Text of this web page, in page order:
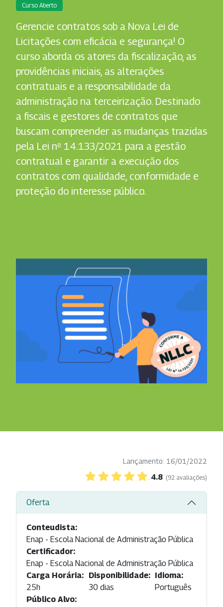
Curso Aberto
Gerencie contratos sob a Nova Lei de
Licitações com eficácia e segurança! O
curso aborda os atores da fiscalização, as
providências iniciais, as alterações
contratuais e a responsabilidade da
administração na terceirização. Destinado
a fiscais e gestores de contratos que
buscam compreender as mudanças trazidas
pela Lei nº 14.133/2021 para a gestão
contratual e garantir a execução dos
contratos com qualidade, conformidade e
proteção do interesse público.
Lançamento: 16/01/2022
4.8 (92 avaliações)
Oferta
Conteudista:
Enap - Escola Nacional de Administração Pública
Certificador:
Enap - Escola Nacional de Administração Pública
Carga Horária:
25h
Disponibilidade:
30 dias
Idioma:
Português
Público Alvo: